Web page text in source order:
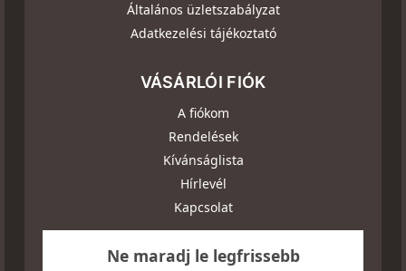
Általános üzletszabályzat
Adatkezelési tájékoztató
VÁSÁRLÓI FIÓK
A fiókom
Rendelések
Kívánságlista
Hírlevél
Kapcsolat
Ne maradj le legfrissebb